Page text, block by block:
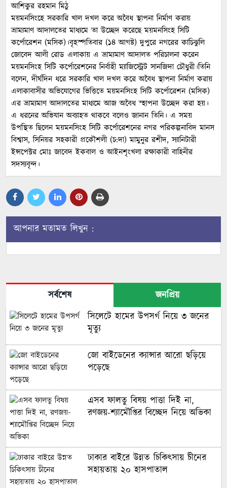
আশিকুর রহমান মিঠু
ময়মনসিংহে সরকারি খাল দখল করে অবৈধ স্থাপনা নির্মাণ করায়
ভ্রাম্যমাণ আদালতের মাধ্যমে তা উচ্ছেদ করেছে ময়মনসিংহ সিটি
কর্পোরেশন (মসিক)।বৃহস্পতিবার (১৪ আগষ্ট) দুপুরে নগরের কাচিঝুলি
জোবেদ আলী রোড এলাকায় এ ভ্রাম্যমাণ আদালত পরিচালনা করেন
ময়মনসিংহ সিটি কর্পোরেশনের নির্বাহী ম্যাজিস্ট্রেট সানজিদা চৌধুরী।তিনি
বলেন, দীর্ঘদিন ধরে সরকারি খাল দখল করে অবৈধ স্থাপনা নির্মাণ করায়
এলাকাবাসীর অভিযোগের ভিত্তিতে ময়মনসিংহ সিটি কর্পোরেশন (মসিক)
এর ভ্রাম্যমাণ আদালতের মাধ্যমে আজ অবৈধ স্হাপনা উচ্ছেদ করা হয়।
এ ধরনের অভিযান অব্যাহত থাকবে বলেও জানান তিনি। এ সময়
উপস্থিত ছিলেন ময়মনসিংহ সিটি কর্পোরেশনের নগর পরিকল্পনাবিদ মানস
বিশ্বাস, সিনিয়র সহকারী প্রকৌশলী (চ:দা) মামুনুর রশীদ, স্যানিটারী
ইন্সপেক্টর মোঃ জাবেদ ইকবাল ও আইনশৃংখলা রক্ষাকারী বাহিনীর
সদস্যবৃন্দ।
আপনার মতামত লিখুন :
সর্বশেষ
জনপ্রিয়
সিলেটে হামের উপসর্গ নিয়ে ৩ জনের
মৃত্যু
জো বাইডেনের ক্যান্সার আরো ছড়িয়ে
পড়েছে
এসব ফালতু বিষয় পাত্তা দিই না,
রণজয়-শ্যামৌপ্তির বিচ্ছেদ নিয়ে অভিকা
ঢাকার বাইরে উন্নত চিকিৎসায় চীনের
সহায়তায় ২০ হাসপাতাল